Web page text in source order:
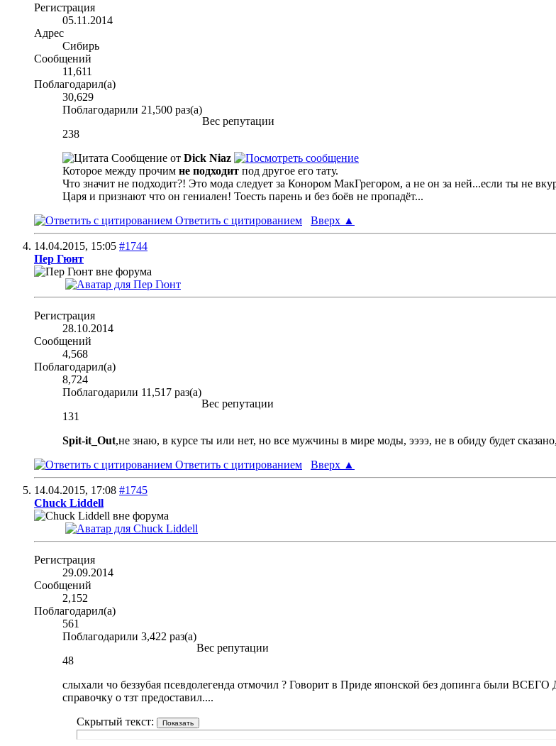
Регистрация
05.11.2014
Адрес
Сибирь
Сообщений
11,611
Поблагодарил(а)
30,629
Поблагодарили 21,500 раз(а)
Вес репутации
238
Сообщение от Dick Niaz
Которое между прочим не подходит под другое его тату.
Что значит не подходит?! Это мода следует за Конором МакГрегором, а не он за ней...если ты не
Царя и признают что он гениален! Тоесть парень и без боёв не пропадёт...
Ответить с цитированием
Вверх ▲
14.04.2015, 15:05 #1744
Пер Гюнт
Регистрация
28.10.2014
Сообщений
4,568
Поблагодарил(а)
8,724
Поблагодарили 11,517 раз(а)
Вес репутации
131
Spit-it_Out,не знаю, в курсе ты или нет, но все мужчины в мире моды, ээээ, не в обиду будет
Ответить с цитированием
Вверх ▲
14.04.2015, 17:08 #1745
Chuck Liddell
Регистрация
29.09.2014
Сообщений
2,152
Поблагодарил(а)
561
Поблагодарили 3,422 раз(а)
Вес репутации
48
слыхали чо беззубая псевдолегенда отмочил ? Говорит в Приде японской без допинга были
справочку о тзт предоставил....
Скрытый текст: